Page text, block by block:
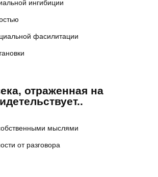
ингибиции
фасилитации
отраженная на
мыслями
от разговора